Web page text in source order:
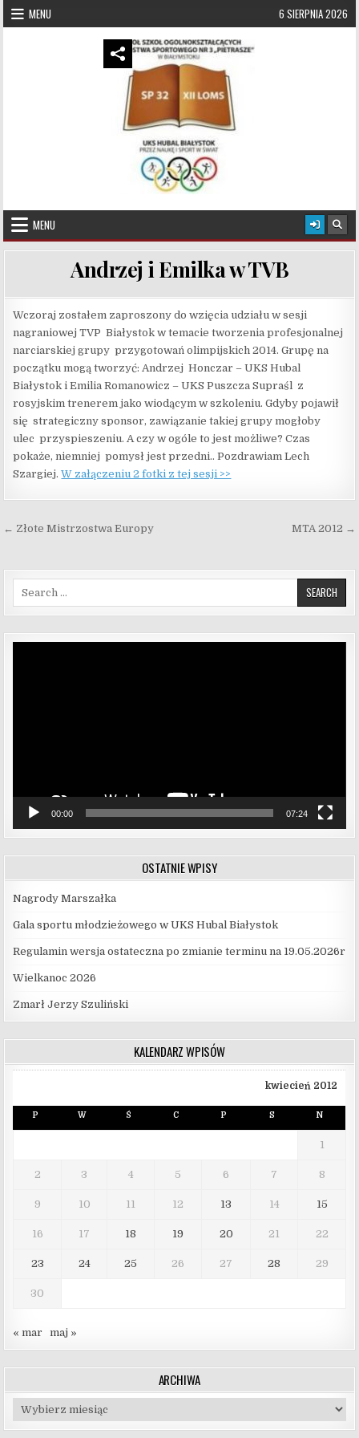
Skip to content
MENU 6 SIERPNIA 2026
UKS Hubal Białystok
MENU
Andrzej i Emilka w TVB
Wczoraj zostałem zaproszony do wzięcia udziału w sesji
nagraniowej TVP Białystok w temacie tworzenia profesjonalnej
narciarskiej grupy przygotowań olimpijskich 2014. Grupę na
początku mogą tworzyć: Andrzej Honczar – UKS Hubal
Białystok i Emilia Romanowicz – UKS Puszcza Supraśl z
rosyjskim trenerem jako wiodącym w szkoleniu. Gdyby pojawił
się strategiczny sponsor, zawiązanie takiej grupy mogłoby
ulec przyspieszeniu. A czy w ogóle to jest możliwe? Czas
pokaże, niemniej pomysł jest przedni.. Pozdrawiam Lech
Szargiej.W załączeniu 2 fotki z tej sesji >>
Nawigacja wpisu MTA 2012 →
← Złote Mistrzostwa Europy
Search for:
00:00 07:24
OSTATNIE WPISY
Nagrody Marszałka
Gala sportu młodzieżowego w UKS Hubal Białystok
Regulamin wersja ostateczna po zmianie terminu na 19.05.2026r
Wielkanoc 2026
Zmarł Jerzy Szuliński
KALENDARZ WPISÓW
kwiecień 2012
P W Ś C P S N
1
2 3 4 5 6 7 8
9 10 11 12 13 14 15
16 17 18 19 20 21 22
23 24 25 26 27 28 29
30
« mar maj »
ARCHIWA
Archiwa